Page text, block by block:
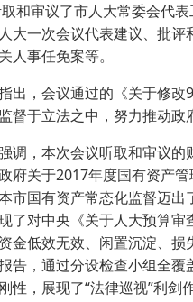
和审议了市人大常委会代
大一次会议代表建议、批
人事任免案等。
出，会议通过的《关于修
督于立法之中，努力推动政
调，本次会议听取和审议
府关于2017年度国有资产
市国有资产常态化监督迈
了对中央《关于人大预算
金低效无效、闲置沉淀、
告，通过分设检查小组全
性，展现了“法律巡视”利剑作